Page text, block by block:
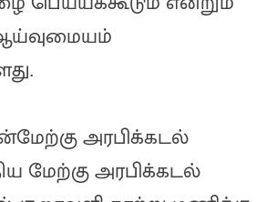
அரபிக்கடல்
மேற்கு அரபிக்கடல்